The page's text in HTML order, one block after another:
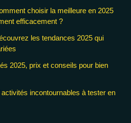
choisir la meilleure en 2025
efficacement ?
les tendances 2025 qui
2025, prix et conseils pour bien
incontournables à tester en